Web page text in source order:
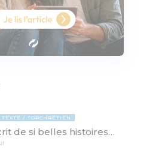
TOPCHRÉTIEN
de si belles histoires…